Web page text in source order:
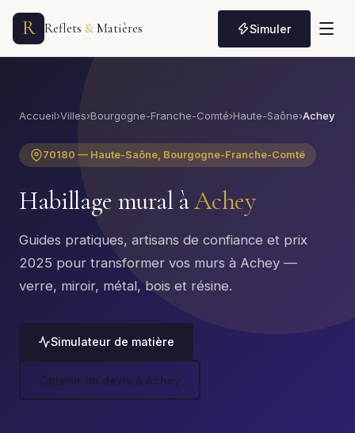
R Reflets &Matières Simuler
Accueil›Villes›Bourgogne-Franche-Comté›Haute-Saône›Achey
70180 — Haute-Saône, Bourgogne-Franche-Comté
Habillage mural àAchey
Guides pratiques, artisans de confiance et prix
2025 pour transformer vos murs à Achey —
verre, miroir, métal, bois et résine.
Simulateur de matière
Obtenir un devis à Achey